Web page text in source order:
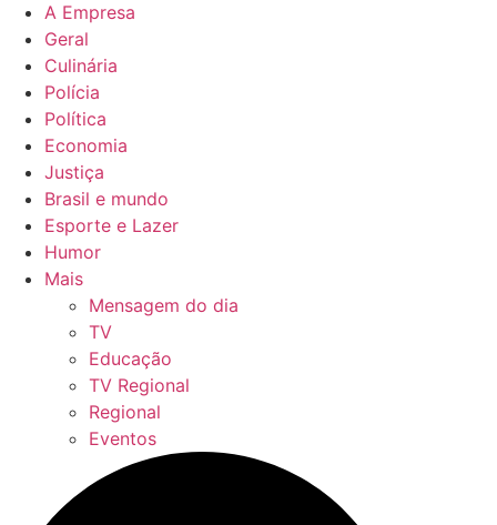
A Empresa
Geral
Culinária
Polícia
Política
Economia
Justiça
Brasil e mundo
Esporte e Lazer
Humor
Mais
Mensagem do dia
TV
Educação
TV Regional
Regional
Eventos